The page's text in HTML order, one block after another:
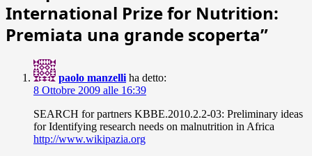
International Prize for Nutrition:
Premiata una grande scoperta”
paolo manzelli ha detto:
8 Ottobre 2009 alle 16:39
SEARCH for partners KBBE.2010.2.2-03: Preliminary ideas
for Identifying research needs on malnutrition in Africa
http://www.wikipazia.org